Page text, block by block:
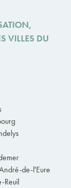
VILLES DU
de-l'Eure
Reuil